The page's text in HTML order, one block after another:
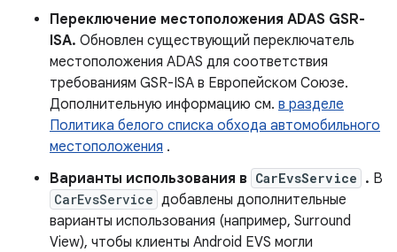
Переключение местоположения ADAS GSR-
ISA. Обновлен существующий переключатель
местоположения ADAS для соответствия
требованиям GSR-ISA в Европейском Союзе.
Дополнительную информацию см. в разделе
Политика белого списка обхода автомобильного
местоположения .
Варианты использования в CarEvsService . В
CarEvsService добавлены дополнительные
варианты использования (например, Surround
View), чтобы клиенты Android EVS могли